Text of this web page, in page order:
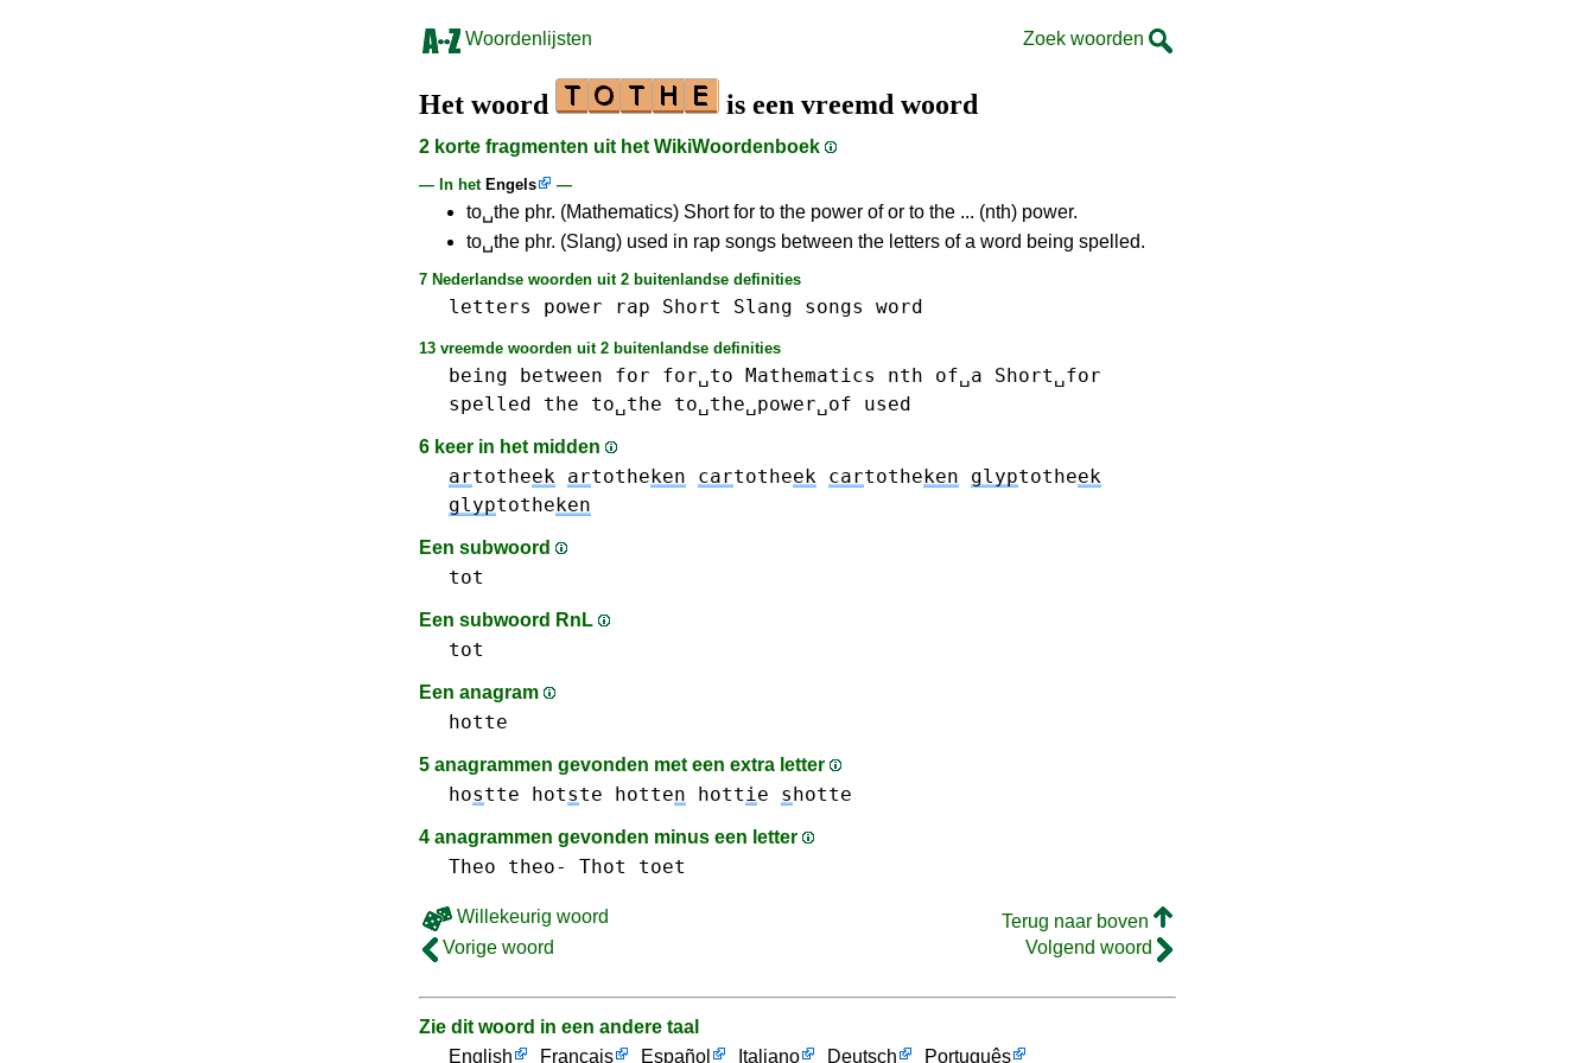
Woordenlijsten Zoek woorden
Het woord is een vreemd woord
2 korte fragmenten uit het WikiWoordenboek
— In het Engels —
to␣the phr. (Mathematics) Short for to the power of or to the ... (nth) power.
to␣the phr. (Slang) used in rap songs between the letters of a word being spelled.
7 Nederlandse woorden uit 2 buitenlandse definities
letters power rap Short Slang songs word
13 vreemde woorden uit 2 buitenlandse definities
being between for for␣to Mathematics nth of␣a
Short␣for
spelled
the to␣the to␣the␣power␣of used
6 keer in het midden
artotheek artotheken cartotheek cartotheken glyptotheek
glyptotheken
Een subwoord
tot
Een subwoord RnL
tot
Een anagram
hotte
5 anagrammen gevonden met een extra letter
hostte hotste hotten hottie shotte
4 anagrammen gevonden minus een letter
Theo theo- Thot toet
Willekeurig woord
Terug naar boven
Vorige woord
Volgend woord
Zie dit woord in een andere taal
English
Français Español Italiano Deutsch Português